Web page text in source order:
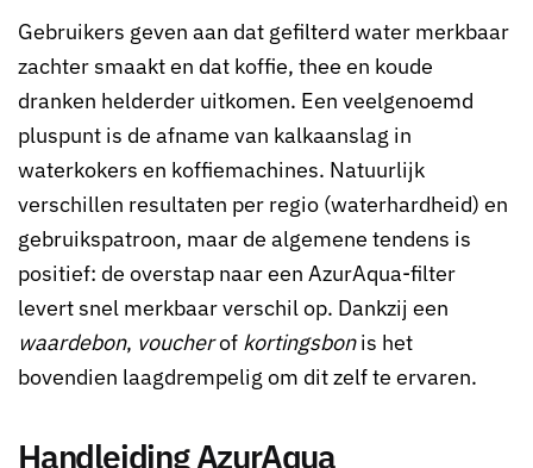
Gebruikers geven aan dat gefilterd water merkbaar
zachter smaakt en dat koffie, thee en koude
dranken helderder uitkomen. Een veelgenoemd
pluspunt is de afname van kalkaanslag in
waterkokers en koffiemachines. Natuurlijk
verschillen resultaten per regio (waterhardheid) en
gebruikspatroon, maar de algemene tendens is
positief: de overstap naar een AzurAqua-filter
levert snel merkbaar verschil op. Dankzij een
waardebon, voucherof kortingsbonis het
bovendien laagdrempelig om dit zelf te ervaren.
Handleiding AzurAqua